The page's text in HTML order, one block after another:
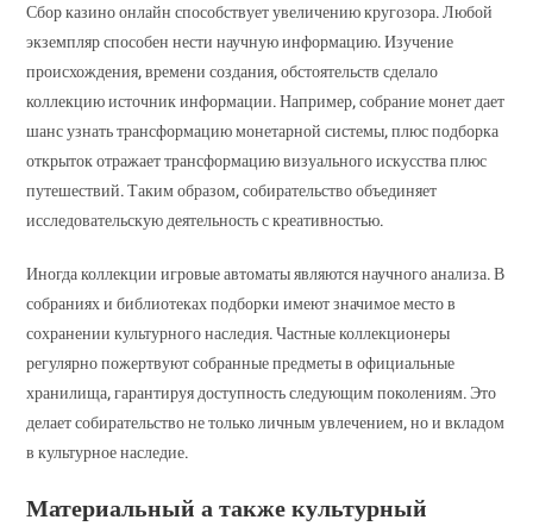
Сбор казино онлайн способствует увеличению кругозора. Любой
экземпляр способен нести научную информацию. Изучение
происхождения, времени создания, обстоятельств сделало
коллекцию источник информации. Например, собрание монет дает
шанс узнать трансформацию монетарной системы, плюс подборка
открыток отражает трансформацию визуального искусства плюс
путешествий. Таким образом, собирательство объединяет
исследовательскую деятельность с креативностью.
Иногда коллекции игровые автоматы являются научного анализа. В
собраниях и библиотеках подборки имеют значимое место в
сохранении культурного наследия. Частные коллекционеры
регулярно пожертвуют собранные предметы в официальные
хранилища, гарантируя доступность следующим поколениям. Это
делает собирательство не только личным увлечением, но и вкладом
в культурное наследие.
Материальный а также культурный